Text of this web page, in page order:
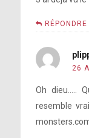
RÉPONDRE
26
Oh dieu…..
resemble